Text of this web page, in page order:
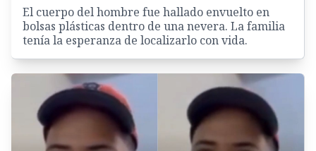
El cuerpo del hombre fue hallado envuelto en
bolsas plásticas dentro de una nevera. La familia
tenía la esperanza de localizarlo con vida.